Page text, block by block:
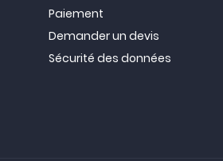
Paiement
Demander un devis
Sécurité des données